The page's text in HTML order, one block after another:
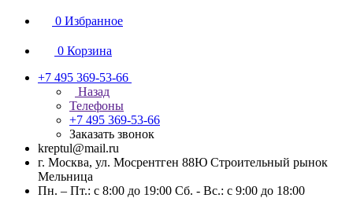
0 Избранное
0 Корзина
+7 495 369-53-66
Назад
Телефоны
+7 495 369-53-66
Заказать звонок
kreptul@mail.ru
г. Москва, ул. Мосрентген 88Ю Строительный рынок
Мельница
Пн. – Пт.: с 8:00 до 19:00 Сб. - Вс.: с 9:00 до 18:00